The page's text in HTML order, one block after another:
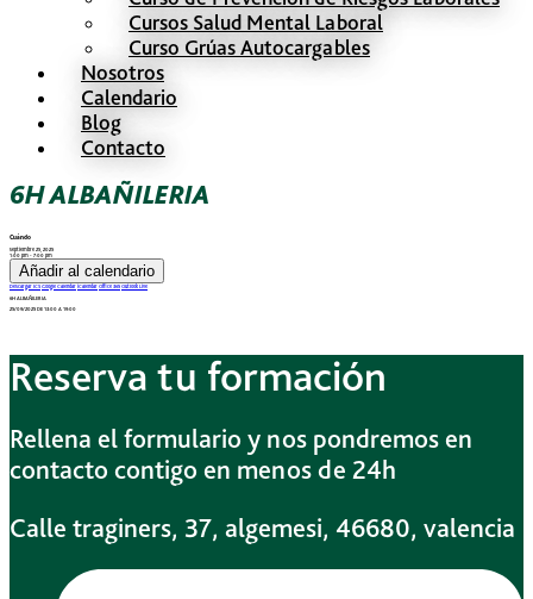
Cursos Salud Mental Laboral
Curso Grúas Autocargables
Nosotros
Calendario
Blog
Contacto
6H ALBAÑILERIA
Cuándo
septiembre 25, 2025
1:00 pm - 7:00 pm
Añadir al calendario
Descargar ICS Google Calendar iCalendar Office 365 Outlook Live
6H ALBAÑILERIA
25/09/2025 DE 13:00 A 19:00
Reserva tu formación
Rellena el formulario y nos pondremos en
contacto contigo en menos de 24h
Calle traginers, 37, algemesi, 46680, valencia